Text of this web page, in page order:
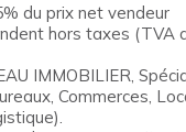
du prix net vendeur
hors taxes (TVA
IMMOBILIER,
Commerces,